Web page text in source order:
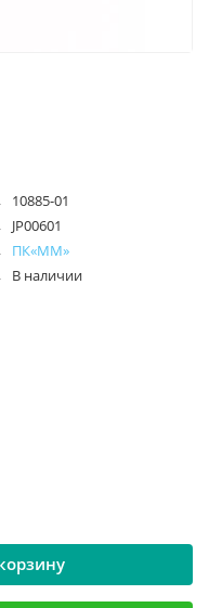
10885-01
JP00601
ПК«ММ»
В наличии